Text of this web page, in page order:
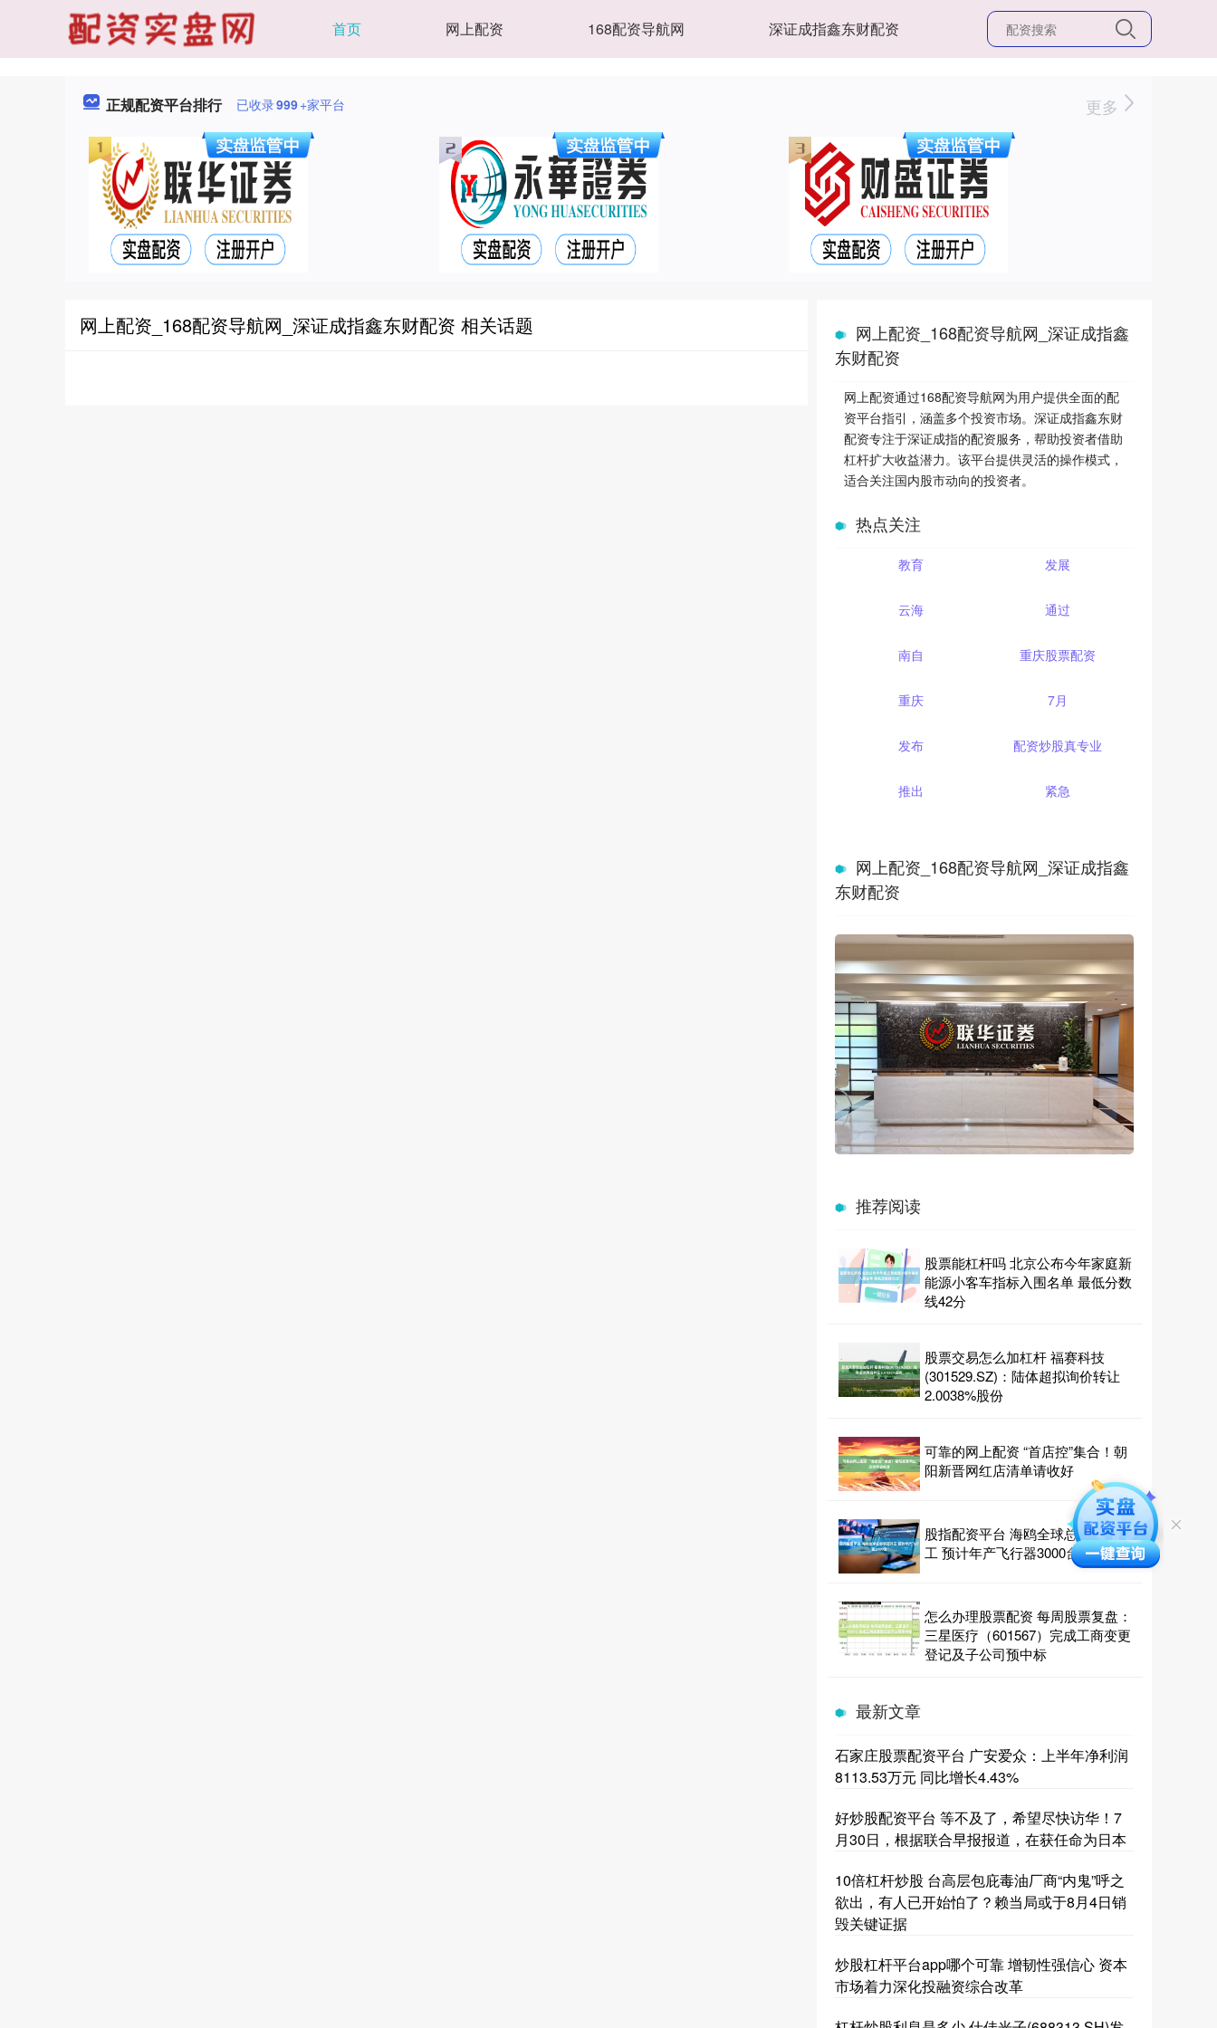
首页 网上配资 168配资导航网 深证成指鑫东财配资
正规配资平台排行 已收录999+家平台 更多
网上配资_168配资导航网_深证成指鑫东财配资 相关话题
网上配资_168配资导航网_深证成指鑫
东财配资
网上配资通过168配资导航网为用户提供全面的配
资平台指引，涵盖多个投资市场。深证成指鑫东财
配资专注于深证成指的配资服务，帮助投资者借助
杠杆扩大收益潜力。该平台提供灵活的操作模式，
适合关注国内股市动向的投资者。
热点关注
教育 发展
云海 通过
南自 重庆股票配资
重庆 7月
发布 配资炒股真专业
推出 紧急
网上配资_168配资导航网_深证成指鑫
东财配资
推荐阅读
股票能杠杆吗 北京公布今年家庭新
能源小客车指标入围名单 最低分数
线42分
股票交易怎么加杠杆 福赛科技
(301529.SZ)：陆体超拟询价转让
2.0038%股份
可靠的网上配资 “首店控”集合！朝
阳新晋网红店清单请收好
股指配资平台 海鸥全球总部项目开
工 预计年产飞行器3000台
怎么办理股票配资 每周股票复盘：
三星医疗（601567）完成工商变更
登记及子公司预中标
最新文章
石家庄股票配资平台 广安爱众：上半年净利润
8113.53万元 同比增长4.43%
好炒股配资平台 等不及了，希望尽快访华！7
月30日，根据联合早报报道，在获任命为日本
10倍杠杆炒股 台高层包庇毒油厂商“内鬼”呼之
欲出，有人已开始怕了？赖当局或于8月4日销
毁关键证据
炒股杠杆平台app哪个可靠 增韧性强信心 资本
市场着力深化投融资综合改革